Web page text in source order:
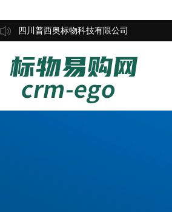
四川普西奥标物科技有限公司